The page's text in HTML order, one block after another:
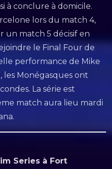
à conclure à domicile.
lors du match 4,
un match 5 décisif en
le Final Four de
performance de Mike
Monégasques ont
La série est
match aura lieu mardi
Series à Fort